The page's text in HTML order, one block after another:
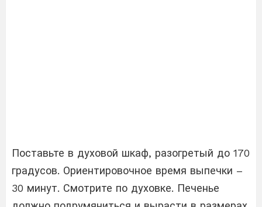
Поставьте в духовой шкаф, разогретый до 170
градусов. Ориентировочное время выпечки –
30 минут. Смотрите по духовке. Печенье